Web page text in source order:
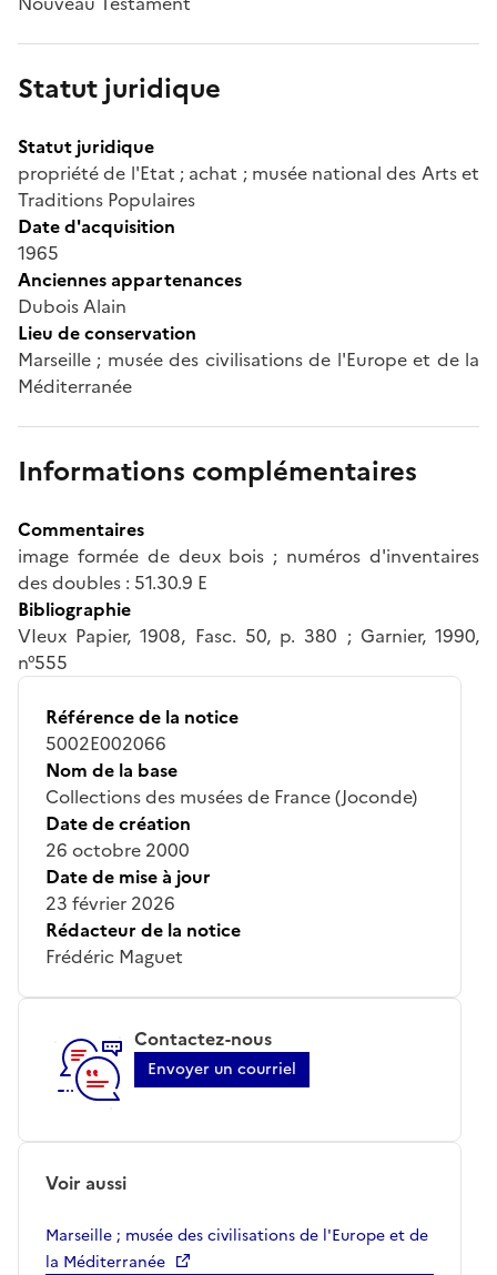
Statut juridique
Statut juridique
propriété de l'Etat ; achat ; musée national des Arts et
Traditions Populaires
Date d'acquisition
1965
Anciennes appartenances
Dubois Alain
Lieu de conservation
Marseille ; musée des civilisations de l'Europe et de la
Méditerranée
Informations complémentaires
Commentaires
image formée de deux bois ; numéros d'inventaires
des doubles : 51.30.9 E
Bibliographie
VIeux Papier, 1908, Fasc. 50, p. 380 ; Garnier, 1990,
n°555
Référence de la notice
5002E002066
Nom de la base
Collections des musées de France (Joconde)
Date de création
26 octobre 2000
Date de mise à jour
23 février 2026
Rédacteur de la notice
Frédéric Maguet
Contactez-nous
Envoyer un courriel
Voir aussi
Marseille ; musée des civilisations de l'Europe et de
la Méditerranée